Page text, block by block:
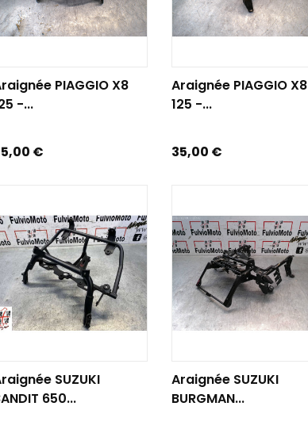
PIAGGIO X8
-...
€
Araignée PIAGGIO X8
125 -...
Prix
35,00 €
SUZUKI
650...
Araignée SUZUKI
BURGMAN...